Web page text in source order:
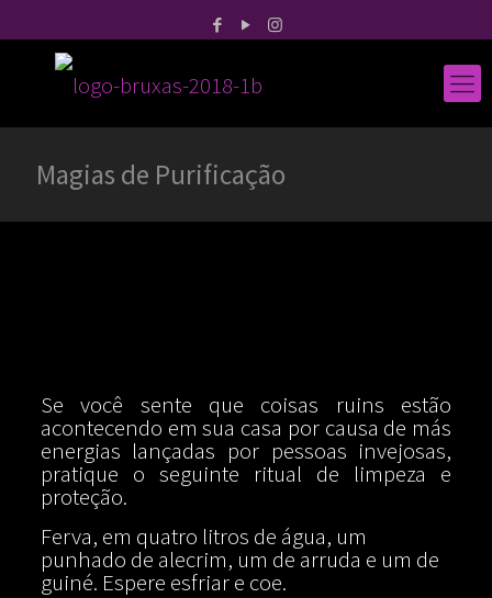
Magias de Purificação
Se você sente que coisas ruins estão
acontecendo em sua casa por causa de más
energias lançadas por pessoas invejosas,
pratique o seguinte ritual de limpeza e
proteção.
Ferva, em quatro litros de água, um
punhado de alecrim, um de arruda e um de
guiné. Espere esfriar e coe.